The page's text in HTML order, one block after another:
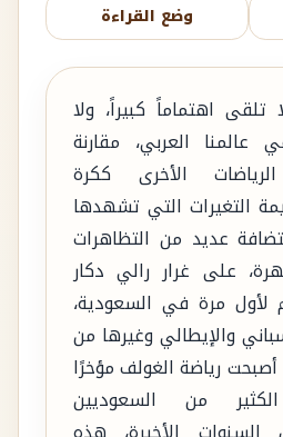
وضع القراءة
اهتماماً كبيراً، ولا
العربي، مقارنة
الأخرى ككرة
التغيرات التي تشهدها
عديد من التظاهرات
على غرار رالي دكار
لأول مرة في السعودية،
والإيطالي وغيرها من
أصبحت رياضة الغولف مؤخرًا
من السعوديين